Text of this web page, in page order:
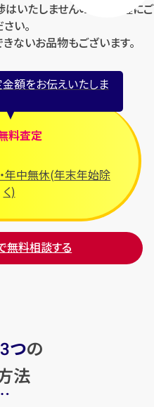
いたしませんのでお気軽にご
い。
ないお品物もございます。
額をお伝えいたしま
料査定
年中無休(年末年始除
く)
無料相談する
3つの
法